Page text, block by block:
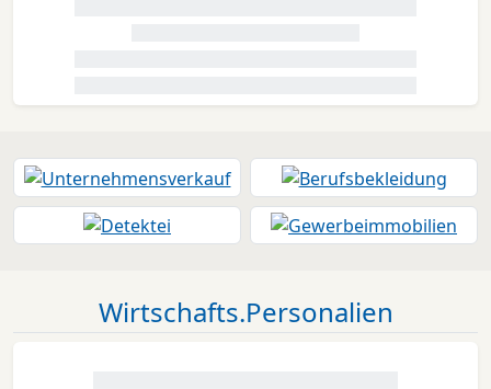
Wirtschafts.Personalien